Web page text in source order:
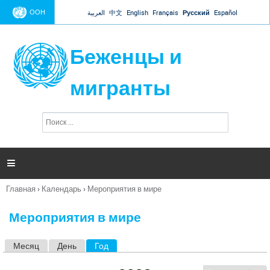
Jump to navigation
ООН العربية 中文 English Français Русский Español
Беженцы и
мигранты
п
и

Вы
Главная › Календарь › Мероприятия в мире
Мероприятия в мире
Месяц День Год